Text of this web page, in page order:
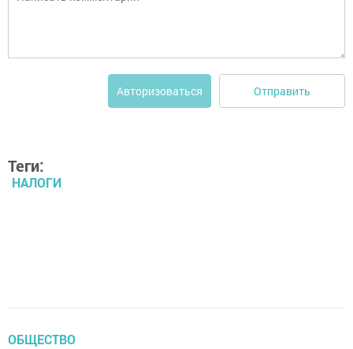
Авторизоваться Отправить
Теги:
НАЛОГИ
ОБЩЕСТВО